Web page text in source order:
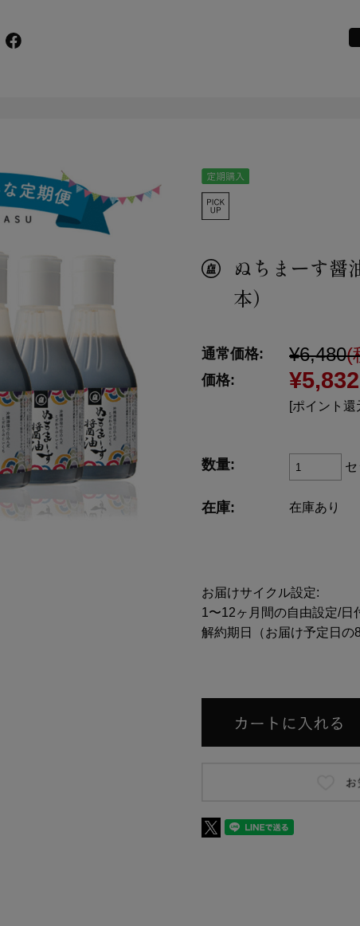
ぬちまーす醤
本）
通常価格: ¥6,480(
価格: ¥5,832
[ポイント
数量:
在庫: 在庫あり
お届けサイクル設定:
1〜12ヶ月間の自由設定/日
解約期日（お届け予定日の